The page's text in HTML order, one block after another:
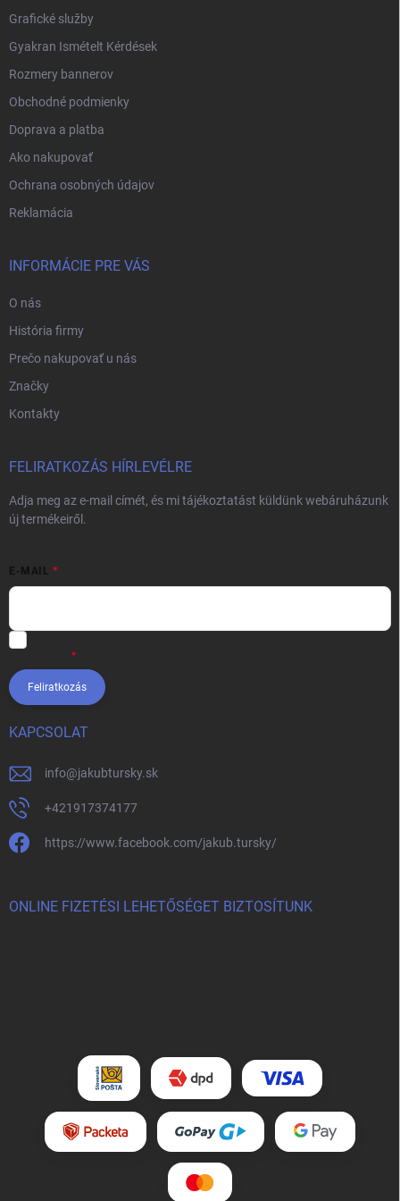
Grafické služby
Gyakran Ismételt Kérdések
Rozmery bannerov
Obchodné podmienky
Doprava a platba
Ako nakupovať
Ochrana osobných údajov
Reklamácia
INFORMÁCIE PRE VÁS
O nás
História firmy
Prečo nakupovať u nás
Značky
Kontakty
FELIRATKOZÁS HÍRLEVÉLRE
Adja meg az e-mail címét, és mi tájékoztatást küldünk webáruházunk
új termékeiről.
E-MAIL
Feliratkozás
KAPCSOLAT
info@jakubtursky.sk
+421917374177
https://www.facebook.com/jakub.tursky/
ONLINE FIZETÉSI LEHETŐSÉGET BIZTOSÍTUNK